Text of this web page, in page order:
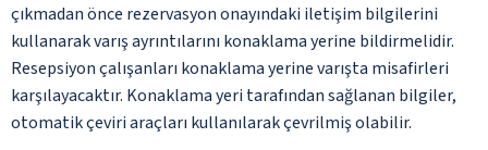
çıkmadan önce rezervasyon onayındaki iletişim bilgilerini
kullanarak varış ayrıntılarını konaklama yerine bildirmelidir.
Resepsiyon çalışanları konaklama yerine varışta misafirleri
karşılayacaktır. Konaklama yeri tarafından sağlanan bilgiler,
otomatik çeviri araçları kullanılarak çevrilmiş olabilir.